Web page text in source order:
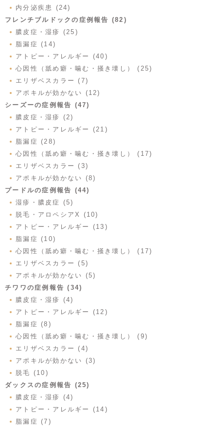
内分泌疾患 (24)
フレンチブルドックの症例報告 (82)
膿皮症・湿疹 (25)
脂漏症 (14)
アトピー・アレルギー (40)
心因性（舐め癖・噛む・掻き壊し） (25)
エリザベスカラー (7)
アポキルが効かない (12)
シーズーの症例報告 (47)
膿皮症・湿疹 (2)
アトピー・アレルギー (21)
脂漏症 (28)
心因性（舐め癖・噛む・掻き壊し） (17)
エリザベスカラー (3)
アポキルが効かない (8)
プードルの症例報告 (44)
湿疹・膿皮症 (5)
脱毛・アロペシアX (10)
アトピー・アレルギー (13)
脂漏症 (10)
心因性（舐め癖・噛む・掻き壊し） (17)
エリザベスカラー (5)
アポキルが効かない (5)
チワワの症例報告 (34)
膿皮症・湿疹 (4)
アトピー・アレルギー (12)
脂漏症 (8)
心因性（舐め癖・噛む・掻き壊し） (9)
エリザベスカラー (4)
アポキルが効かない (3)
脱毛 (10)
ダックスの症例報告 (25)
膿皮症・湿疹 (4)
アトピー・アレルギー (14)
脂漏症 (7)